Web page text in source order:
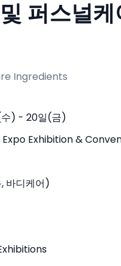
퍼스널
Ingredients
수) - 20일(금)
Exhibition &
바디케어)